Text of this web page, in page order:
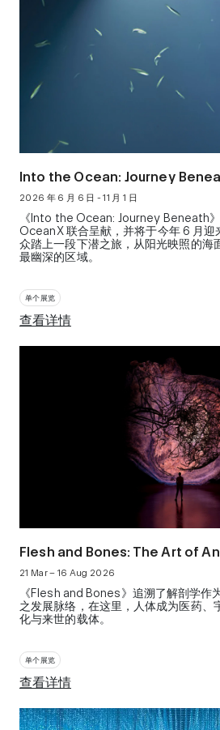
Into the Ocean: Journey
2026 年 6 月 6 日 - 11 月 1 日
《Into the Ocean: Journey Beneath
OceanX 联合呈献，并将于今年 6 月迎
众踏上一段下潜之旅，从阳光映照的海
最幽深的区域。
单个展览
查看详情
Flesh and Bones: The Art of
21 Mar – 16 Aug 2026
《Flesh and Bones》追溯了解剖学作
之发展脉络，在这里，人体成为医药、
化与来世的载体。
单个展览
查看详情